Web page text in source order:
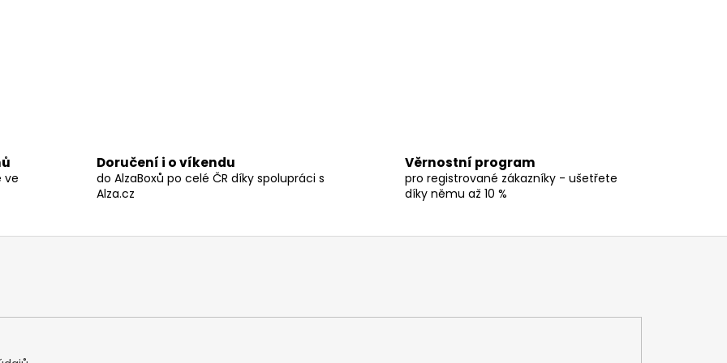
ve
Doručení i o víkendu
do AlzaBoxů po celé ČR díky spolupráci s
Alza.cz
Věrnostní program
pro registrované zákazníky - ušetřete
díky němu až 10 %